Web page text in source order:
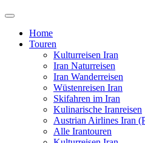
Home
Touren
Kulturreisen Iran
Iran Naturreisen
Iran Wanderreisen
Wüstenreisen Iran
Skifahren im Iran
Kulinarische Iranreisen
Austrian Airlines Iran
Alle Irantouren